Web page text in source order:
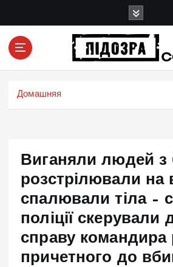
Подозрения и факты
Домашняя
Виганяли людей з
розстрілювали на
спалювали тіла –
поліції скерували
справу
причетного до